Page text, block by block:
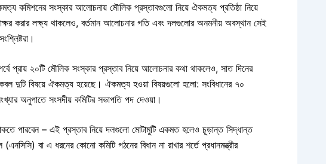
কমিশনের সংস্কার আলোচনায় মৌলিক প্রস্তাবগুলো নিয়ে ঐকমত্য প্রতিষ্ঠা নিয়ে
করার লক্ষ্য থাকলেও, বর্তমান আলোচনার গতি এবং দলগুলোর অনমনীয় অবস্থান সেই
প্রায় ২০টি মৌলিক সংস্কার প্রস্তাব নিয়ে আলোচনার কথা থাকলেও, সাত দিনের
দুটি বিষয়ে ঐকমত্য হয়েছে। ঐকমত্য হওয়া বিষয়গুলো হলো: সংবিধানের ৭০
অনুপাতে সংসদীয় কমিটির সভাপতি পদ দেওয়া।
পারবেন – এই প্রস্তাব নিয়ে দলগুলো মোটামুটি একমত হলেও চূড়ান্ত সিদ্ধান্ত
বা এ ধরনের কোনো কমিটি গঠনের বিধান না রাখার শর্তে প্রধানমন্ত্রীর